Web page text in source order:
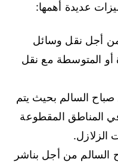
عديدة أهمها:
من أجل نقل وسائل
أو المتوسطة مع نقل
السالم بحيث يتم
في المناطق المقطوعة
من أجل بناشر